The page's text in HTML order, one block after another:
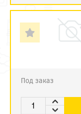
Под заказ